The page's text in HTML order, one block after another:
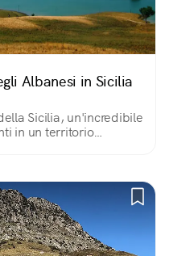
Albanesi in Sicilia
Sicilia, un'incredibile
in un territorio